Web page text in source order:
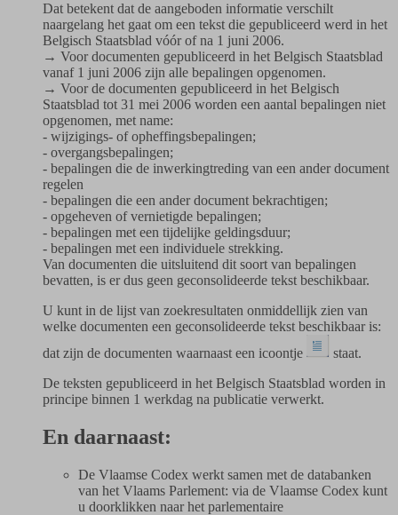
Dat betekent dat de aangeboden informatie verschilt
naargelang het gaat om een tekst die gepubliceerd werd in het
Belgisch Staatsblad vóór of na 1 juni 2006.
→ Voor documenten gepubliceerd in het Belgisch Staatsblad
vanaf 1 juni 2006 zijn alle bepalingen opgenomen.
→ Voor de documenten gepubliceerd in het Belgisch
Staatsblad tot 31 mei 2006 worden een aantal bepalingen niet
opgenomen, met name:
- wijzigings- of opheffingsbepalingen;
- overgangsbepalingen;
- bepalingen die de inwerkingtreding van een ander document
regelen
- bepalingen die een ander document bekrachtigen;
- opgeheven of vernietigde bepalingen;
- bepalingen met een tijdelijke geldingsduur;
- bepalingen met een individuele strekking.
Van documenten die uitsluitend dit soort van bepalingen
bevatten, is er dus geen geconsolideerde tekst beschikbaar.
U kunt in de lijst van zoekresultaten onmiddellijk zien van
welke documenten een geconsolideerde tekst beschikbaar is:
dat zijn de documenten waarnaast een icoontje
staat.
De teksten gepubliceerd in het Belgisch Staatsblad worden in
principe binnen 1 werkdag na publicatie verwerkt.
En daarnaast:
De Vlaamse Codex werkt samen met de databanken
van het Vlaams Parlement: via de Vlaamse Codex kunt
u doorklikken naar het parlementaire